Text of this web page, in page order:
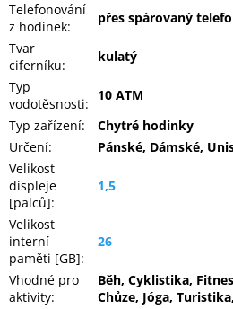
Telefonování
z hodinek:
přes spárovaný
Tvar
ciferníku:
kulatý
Typ
vodotěsnosti:
10 ATM
Typ zařízení:
Chytré hodinky
Určení:
Pánské, Dámské,
Velikost
displeje
[palců]:
1,5
Velikost
interní
paměti [GB]:
26
Vhodné pro
aktivity:
Běh, Cyklistika,
Chůze, Jóga,